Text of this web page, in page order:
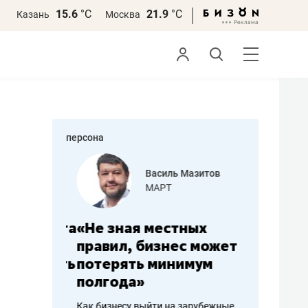
Казань 15.6 °С Москва 21.9 °С
персона
Василь Мазитов
МАРТ
«Не зная местных
правил, бизнес может
потерять минимум
полгода»